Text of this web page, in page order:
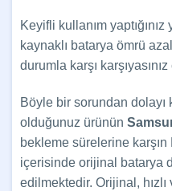
Keyifli kullanım yaptığınız
kaynaklı batarya ömrü
durumla karşı
Böyle bir sorundan dolayı
olduğunuz ürünün
bekleme sürelerine
içerisinde orijinal batarya
edilmektedir. Orijinal,